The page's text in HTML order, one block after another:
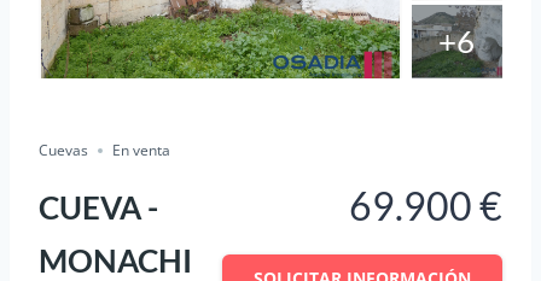
+6
Cuevas En venta
CUEVA -
MONACHI
69.900 €